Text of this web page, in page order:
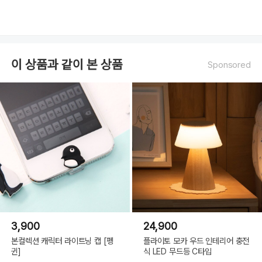
이 상품과 같이 본 상품 Sponsored
3,900
본컬렉션 캐릭터 라이트닝 캡 [펭
귄]
24,900
플라이토 모카 우드 인테리어 충전
식 LED 무드등 C타입